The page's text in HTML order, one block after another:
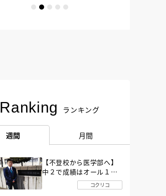
Ranking ランキング
週間 月間
【不登校から医学部へ】
中２で成績はオール１
「昼夜逆転」したわが子
を”夜遊び”に連れ出した
コクリコ